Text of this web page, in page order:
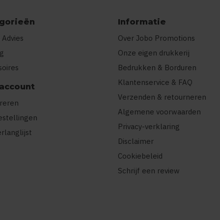
Informatie
Over Jobo Promotions
Onze eigen drukkerij
Bedrukken & Borduren
Klantenservice & FAQ
Verzenden & retourneren
Algemene voorwaarden
Privacy-verklaring
Disclaimer
Cookiebeleid
Schrijf een review